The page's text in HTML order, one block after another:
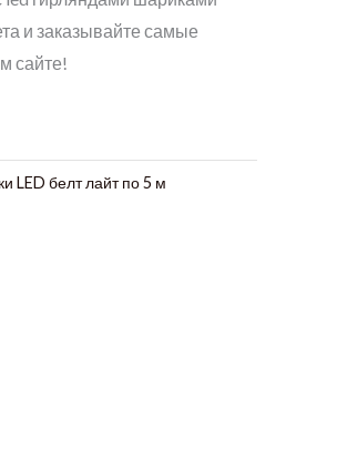
и заказывайте самые
сайте!
LED белт лайт по 5 м